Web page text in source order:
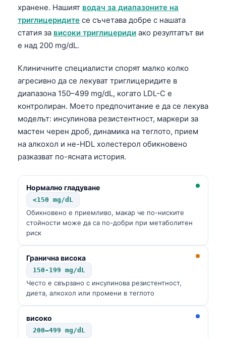
хранене. Нашият водач за диапазоните на
триглицеридите се съчетава добре с нашата
статия за високи триглицериди ако резултатът ви
е над 200 mg/dL.
Клиничните специалисти спорят малко колко
агресивно да се лекуват триглицеридите в
диапазона 150–499 mg/dL, когато LDL-C е
контролиран. Моето предпочитание е да се лекува
моделът: инсулинова резистентност, маркери за
мастен черен дроб, динамика на теглото, прием
на алкохол и не-HDL холестерол обикновено
разказват по-ясната история.
Нормално гладуване
<150 mg/dL
Обикновено е приемливо, макар че по-ниските
стойности може да са по-добри при метаболитен
риск
Гранична висока
150-199 mg/dL
Често е свързано с инсулинова резистентност,
диета, алкохол или промени в теглото
високо
200–499 mg/dL
Bosanski
Azərbaycan dili
Eesti
日本語
Čeština
Русский
Lietuvių kalba
Polski
한국어
Slovenščina
Shqip
বাংলা
اردو
मराठी
ગુજરાતી
ಕನ್ನಡ